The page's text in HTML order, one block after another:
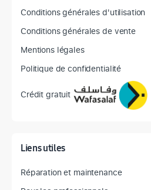
Conditions générales d'utilisation
Conditions générales de vente
Mentions légales
Politique de confidentialité
Crédit gratuit
Liens utiles
Réparation et maintenance